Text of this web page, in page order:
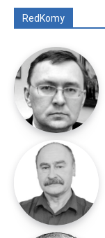
RedKomy